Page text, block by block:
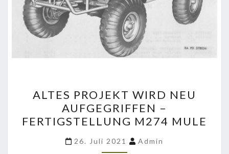
PROJEKT
WIRD
NEU
AUFGEGRIFFEN
ALTES PROJEKT WIRD NEU
AUFGEGRIFFEN –
FERTIGSTELLUNG M274 MULE
26. Juli 2021 Admin